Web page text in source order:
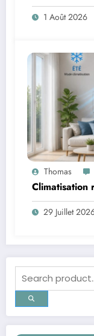
1 Août 2026
Thomas
Climatisation
29 Juillet